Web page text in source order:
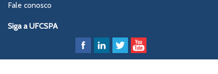
Fale conosco
Siga a UFCSPA